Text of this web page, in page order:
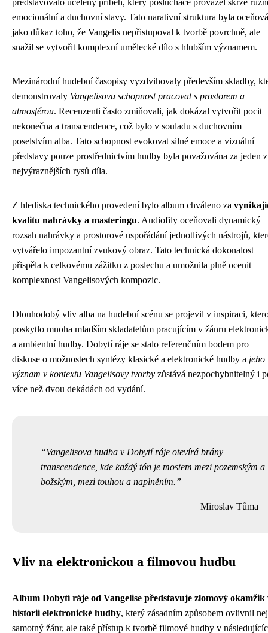
představovalo ucelený příběh, který posluchače provázel skrze
emocionální a duchovní stavy. Tato narativní struktura byla
jako důkaz toho, že Vangelis nepřistupoval k tvorbě povrchně, ale
snažil se vytvořit komplexní umělecké dílo s hlubším významem.
Mezinárodní hudební časopisy vyzdvihovaly především skladby,
demonstrovaly Vangelisovu schopnost pracovat s prostorem a
atmosférou. Recenzenti často zmiňovali, jak dokázal vytvořit pocit
nekonečna a transcendence, což bylo v souladu s duchovním
poselstvím alba. Tato schopnost evokovat silné emoce a vizuální
představy pouze prostřednictvím hudby byla považována za jeden z
nejvýraznějších rysů díla.
Z hlediska technického provedení bylo album chváleno za
kvalitu nahrávky a masteringu. Audiofily oceňovali dynamický
rozsah nahrávky a prostorové uspořádání jednotlivých nástrojů,
vytvářelo impozantní zvukový obraz. Tato technická dokonalost
přispěla k celkovému zážitku z poslechu a umožnila plně ocenit
komplexnost Vangelisových kompozic.
Dlouhodobý vliv alba na hudební scénu se projevil v inspiraci,
poskytlo mnoha mladším skladatelům pracujícím v žánru
a ambientní hudby. Dobytí ráje se stalo referenčním bodem pro
diskuse o možnostech syntézy klasické a elektronické hudby a jeho
význam v kontextu Vangelisovy tvorby zůstává nezpochybnitelný i
více než dvou dekádách od vydání.
Vangelisova hudba v Dobytí ráje otevírá brány
transcendence, kde každý tón je mostem mezi pozemským a
božským, mezi touhou a naplněním.
Miroslav Tůma
Vliv na elektronickou a filmovou hudbu
Album Dobytí ráje od Vangelise představuje zlomový okamžik
historii elektronické hudby, který zásadním způsobem ovlivnil
samotný žánr, ale také přístup k tvorbě filmové hudby v